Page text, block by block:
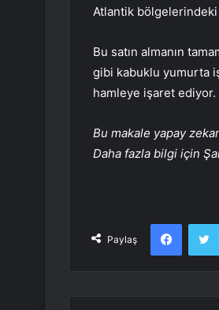
Atlantik
Bu satın almanın
gibi kabuklu yumurta
hamleye işaret ediyor.
Bu makale yapay
Daha fazla bilgi için
Paylaş